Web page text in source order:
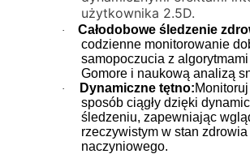
użytkownika 2.5D.
· Całodobowe śledzenie
codzienne monitorowanie
samopoczucia z
Gomore i naukową analizą
· Dynamiczne tętno:
sposób ciągły dzięki
śledzeniu, zapewniając
rzeczywistym w stan zdrowia
naczyniowego.